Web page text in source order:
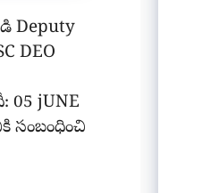
Deputy
DEO
05 jUNE
సంబంధించి